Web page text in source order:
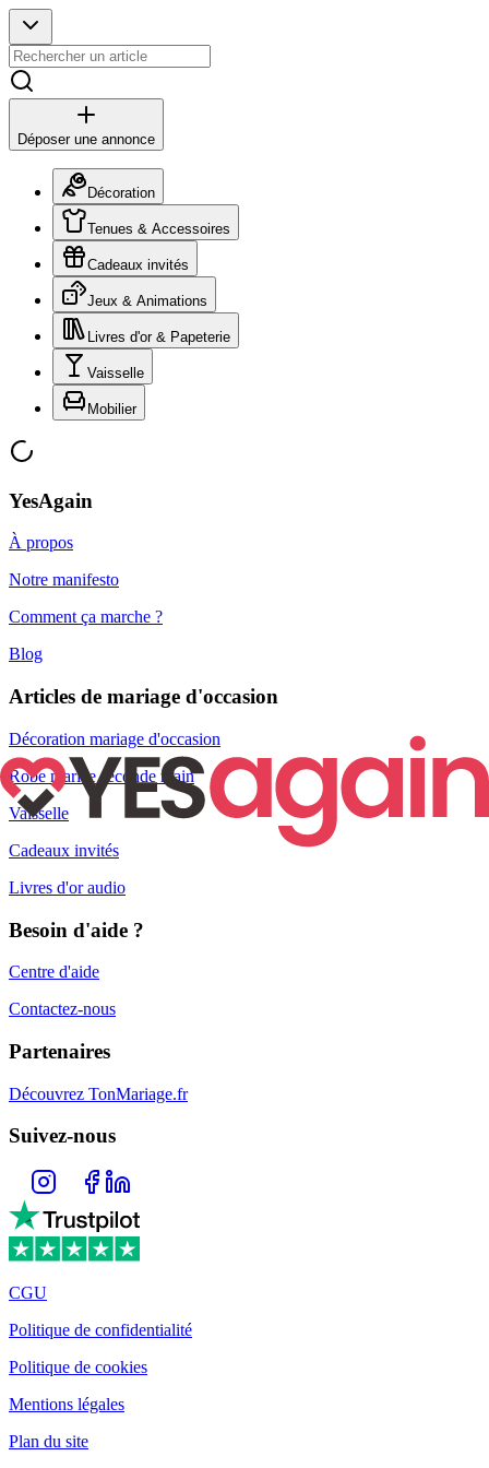
Déposer une annonce
Décoration
Tenues & Accessoires
Cadeaux invités
Jeux & Animations
Livres d'or & Papeterie
Vaisselle
Mobilier
YesAgain
À propos
Notre manifesto
Comment ça marche ?
Blog
Articles de mariage d'occasion
Décoration mariage d'occasion
Robe mariée seconde main
Vaisselle
Cadeaux invités
Livres d'or audio
Besoin d'aide ?
Centre d'aide
Contactez-nous
Partenaires
Découvrez TonMariage.fr
Suivez-nous
CGU
Politique de confidentialité
Politique de cookies
Mentions légales
Plan du site